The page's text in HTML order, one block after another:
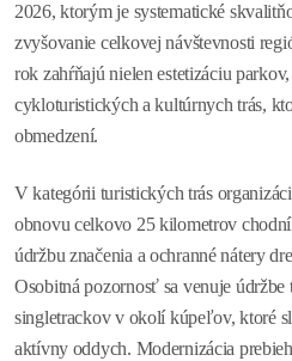
2026, ktorým je systematické
zvyšovanie celkovej návštevnosti
rok zahŕňajú nielen estetizáciu
cykloturistických a kultúrnych trás,
obmedzení.
V kategórii turistických trás
obnovu celkovo 25 kilometrov
údržbu značenia a ochranné nátery
Osobitná pozornosť sa venuje
singletrackov v okolí kúpeľov, ktoré
aktívny oddych. Modernizácia